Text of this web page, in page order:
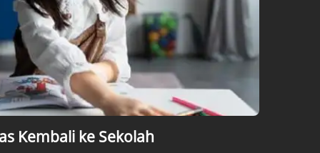
Kembali ke Sekolah